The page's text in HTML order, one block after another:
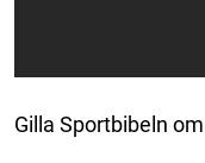
Gilla Sportbibeln